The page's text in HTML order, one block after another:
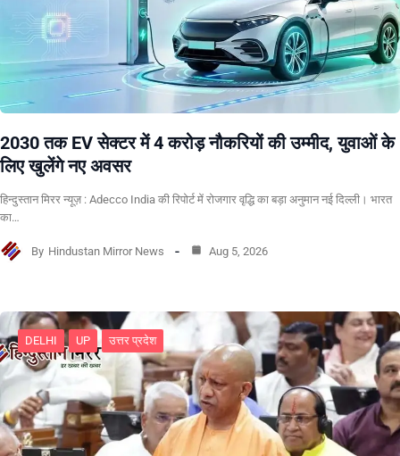
2030 तक EV सेक्टर में 4 करोड़ नौकरियों की उम्मीद, युवाओं के
लिए खुलेंगे नए अवसर
हिन्दुस्तान मिरर न्यूज़ : Adecco India की रिपोर्ट में रोजगार वृद्धि का बड़ा अनुमान नई दिल्ली। भारत
का…
By Hindustan Mirror News Aug 5, 2026
DELHI UP उत्तर प्रदेश